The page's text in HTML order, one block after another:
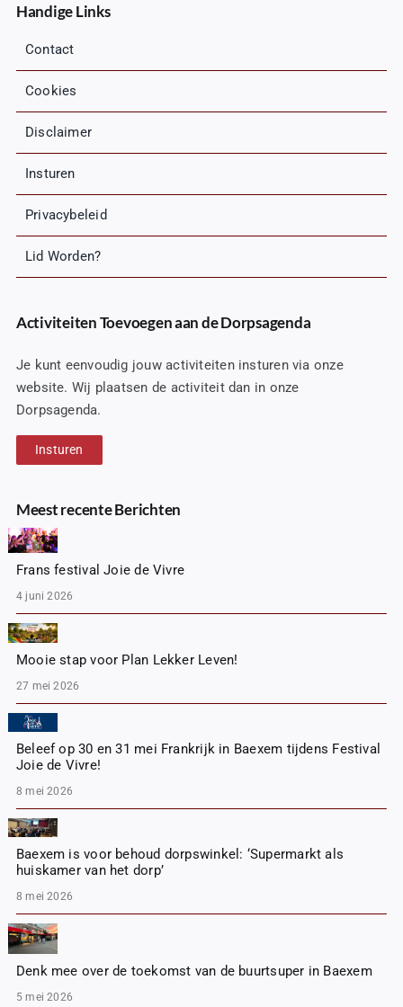
Handige Links
Contact
Cookies
Disclaimer
Insturen
Privacybeleid
Lid Worden?
Activiteiten Toevoegen aan de Dorpsagenda
Je kunt eenvoudig jouw activiteiten insturen via onze
website. Wij plaatsen de activiteit dan in onze
Dorpsagenda.
Insturen
Meest recente Berichten
Frans festival Joie de Vivre
4 juni 2026
Mooie stap voor Plan Lekker Leven!
27 mei 2026
Beleef op 30 en 31 mei Frankrijk in Baexem tijdens Festival
Joie de Vivre!
8 mei 2026
Baexem is voor behoud dorpswinkel: ‘Supermarkt als
huiskamer van het dorp’
8 mei 2026
Denk mee over de toekomst van de buurtsuper in Baexem
5 mei 2026